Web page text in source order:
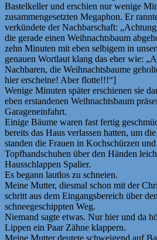
Bastelkeller und erschien nur wenige
zusammengesetzten Megaphon. Er
verkündete der Nachbarschaft:
die gerade einen Weihnachtsbaum
zehn Minuten mit eben selbigem in
genauen Wortlaut klang das eher wie:
Nachbaren, die Weihnachtsbaume
hier erscheine! Aber flotte!!!“]
Wenige Minuten später erschienen sie
eben erstandenen Weihnachtsbaum
Garageneinfahrt.
Einige Bäume waren fast fertig
bereits das Haus verlassen hatten, um
standen die Frauen in Kochschürzen
Topfhandschuhen über den Händen
Hausschlappen Spalier.
Es begann lautlos zu schneien.
Meine Mutter, diesmal schon mit der
schritt aus dem Eingangsbereich über
schneegeschippten Weg.
Niemand sagte etwas. Nur hier und da
Lippen ein Paar Zähne klappern.